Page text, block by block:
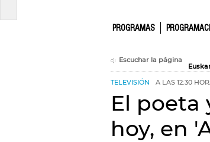
PROGRAMAS
Escuchar la página
TELEVISIÓN A LAS 12:30
El poeta
hoy, en